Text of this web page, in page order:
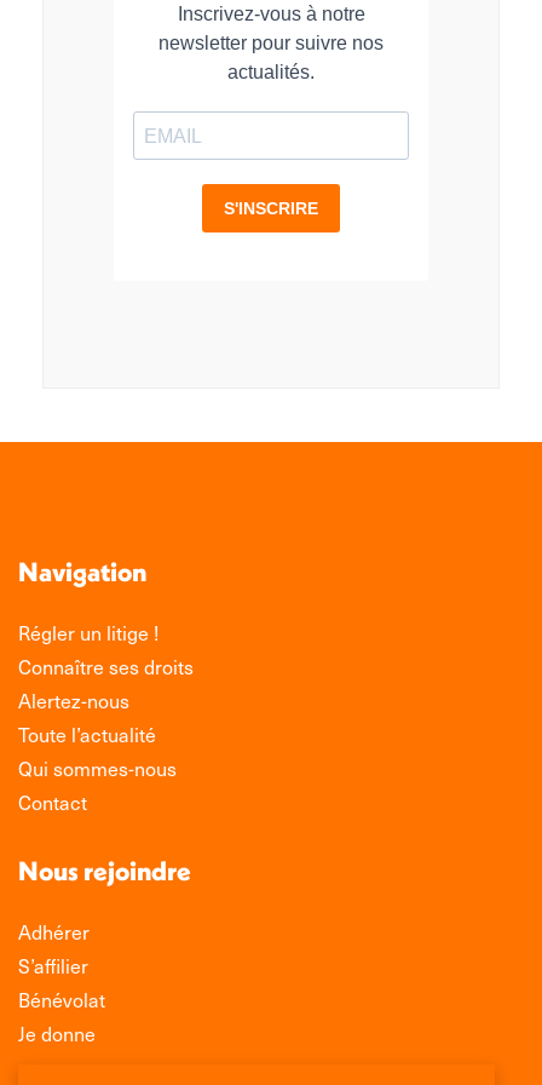
Navigation
Régler un litige !
Connaître ses droits
Alertez-nous
Toute l’actualité
Qui sommes-nous
Contact
Nous rejoindre
Adhérer
S’affilier
Bénévolat
Je donne